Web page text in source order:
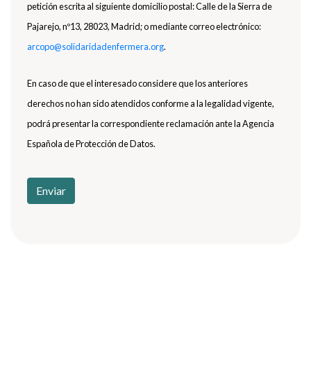
petición escrita al siguiente domicilio postal: Calle de la Sierra de
Pajarejo, nº13, 28023, Madrid; o mediante correo electrónico:
arcopo@solidaridadenfermera.org.
En caso de que el interesado considere que los anteriores
derechos no han sido atendidos conforme a la legalidad vigente,
podrá presentar la correspondiente reclamación ante la Agencia
Española de Protección de Datos.